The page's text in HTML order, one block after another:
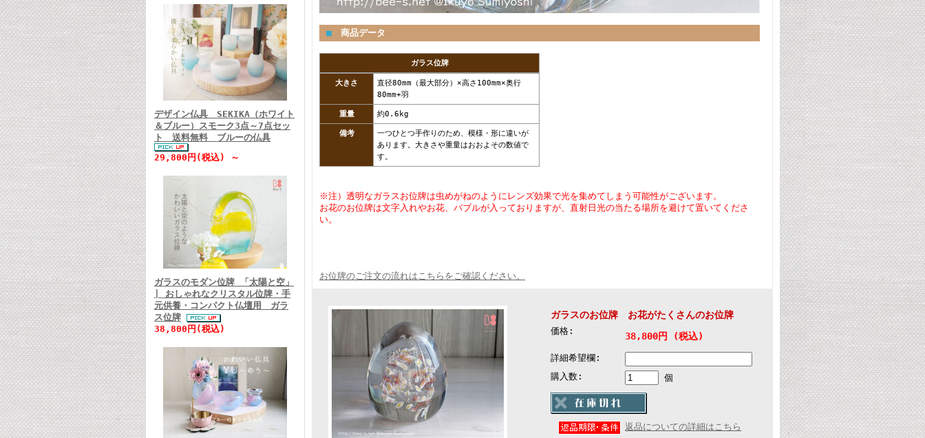
デザイン仏具 SEKIKA（ホワイト
＆ブルー）スモーク3点～7点セッ
ト 送料無料 ブルーの仏具
29,800円(税込) ～
ガラスのモダン位牌 「太陽と空」
| おしゃれなクリスタル位牌・手
元供養・コンパクト仏壇用 ガラ
ス位牌
38,800円(税込)
■ 商品データ
ガラス位牌
大きさ
直径80mm（最大部分）×高さ100mm×奥行
80mm+羽
重量
約0.6kg
備考
一つひとつ手作りのため、模様・形に違いが
あります。大きさや重量はおおよその数値で
す。
※注）透明なガラスお位牌は虫めがねのようにレンズ効果で光を集めてしまう可能性がございます。
お花のお位牌は文字入れやお花、バブルが入っておりますが、直射日光の当たる場所を避けて置いてくださ
い。
お位牌のご注文の流れはこちらをご確認ください。
ガラスのお位牌 お花がたくさんのお位牌
価格: 38,800円 (税込)
詳細希望欄:
購入数:
個
返品についての詳細はこちら